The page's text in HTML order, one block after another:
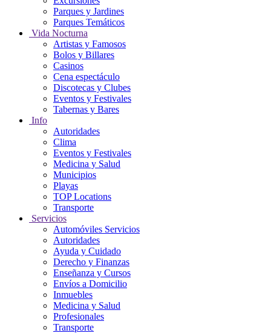
Parques y Jardines
Parques Temáticos
Vida Nocturna
Artistas y Famosos
Bolos y Billares
Casinos
Cena espectáculo
Discotecas y Clubes
Eventos y Festivales
Tabernas y Bares
Info
Autoridades
Clima
Eventos y Festivales
Medicina y Salud
Municipios
Playas
TOP Locations
Transporte
Servicios
Automóviles Servicios
Autoridades
Ayuda y Cuidado
Derecho y Finanzas
Enseñanza y Cursos
Envíos a Domicilio
Inmuebles
Medicina y Salud
Profesionales
Transporte